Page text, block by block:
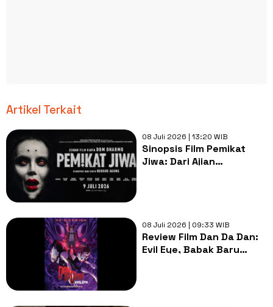
Artikel Terkait
08 Juli 2026 | 13:20 WIB
Sinopsis Film Pemikat
Jiwa: Dari Ajian
08 Juli 2026 | 09:33 WIB
Review Film Dan Da Dan:
Evil Eye, Babak Baru